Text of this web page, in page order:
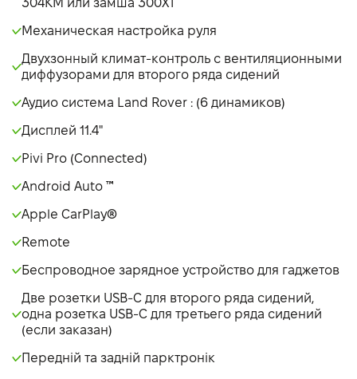
304KM или замша 300XT
Механическая настройка руля
Двухзонный климат-контроль с вентиляционными
диффузорами для второго ряда сидений
Аудио система Land Rover : (6 динамиков)
Дисплей 11.4"
Pivi Pro (Connected)
Android Auto ™
Apple CarPlay®
Remote
Беспроводное зарядное устройство для гаджетов
Две розетки USB-C для второго ряда сидений,
одна розетка USB-C для третьего ряда сидений
(если заказан)
Передній та задній парктронік